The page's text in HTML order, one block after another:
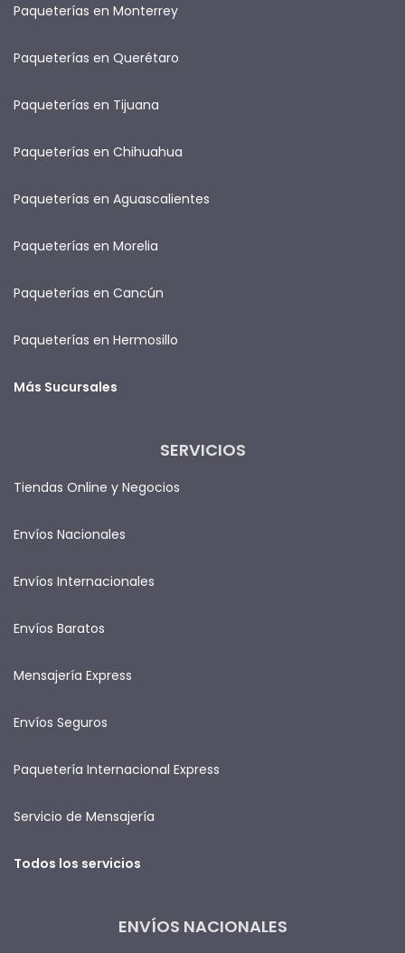
Paqueterías en Monterrey
Paqueterías en Querétaro
Paqueterías en Tijuana
Paqueterías en Chihuahua
Paqueterías en Aguascalientes
Paqueterías en Morelia
Paqueterías en Cancún
Paqueterías en Hermosillo
Más Sucursales
SERVICIOS
Tiendas Online y Negocios
Envíos Nacionales
Envíos Internacionales
Envíos Baratos
Mensajería Express
Envíos Seguros
Paquetería Internacional Express
Servicio de Mensajería
Todos los servicios
ENVÍOS NACIONALES